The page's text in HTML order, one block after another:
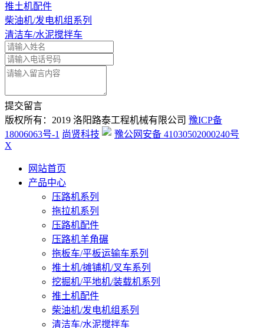
推土机配件
柴油机/发电机组系列
清洁车/水泥搅拌车
提交留言
版权所有：2019 洛阳路泰工程机械有限公司 豫ICP备
18006063号-1 尚贤科技
豫公网安备 41030502000240号
X
网站首页
产品中心
压路机系列
拖拉机系列
压路机配件
压路机羊角碾
拖板车/平板运输车系列
推土机/摊铺机/叉车系列
挖掘机/平地机/装载机系列
推土机配件
柴油机/发电机组系列
清洁车/水泥搅拌车